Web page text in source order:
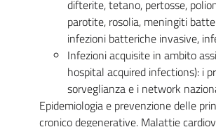
difterite, tetano, pertosse,
parotite, rosolia, meningiti
infezioni batteriche invasive,
Infezioni acquisite in ambito
hospital acquired infections): i
sorveglianza e i network
Epidemiologia e prevenzione delle
cronico degenerative. Malattie